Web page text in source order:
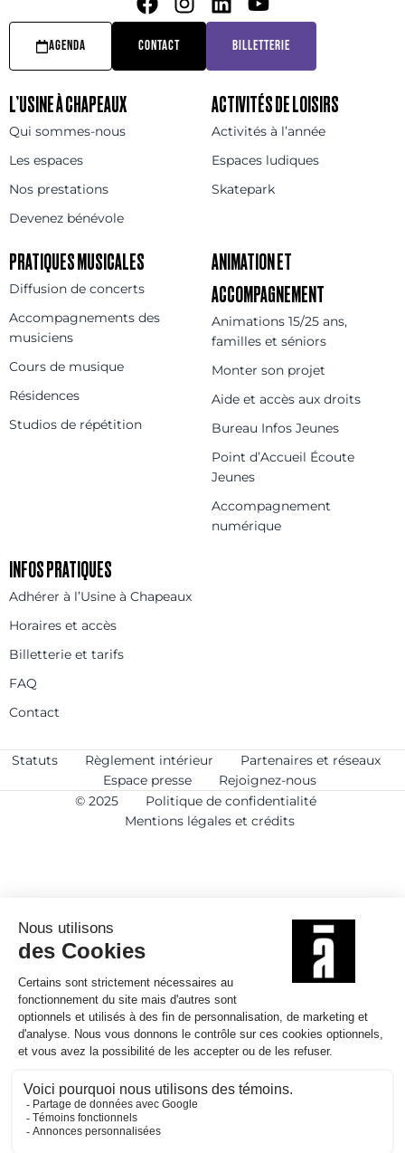
AGENDA CONTACT BILLETTERIE
L’USINE À CHAPEAUX
Qui sommes-nous
Les espaces
Nos prestations
Devenez bénévole
ACTIVITÉS DE LOISIRS
Activités à l’année
Espaces ludiques
Skatepark
PRATIQUES MUSICALES
Diffusion de concerts
Accompagnements des
musiciens
Cours de musique
Résidences
Studios de répétition
ANIMATION ET
ACCOMPAGNEMENT
Animations 15/25 ans,
familles et séniors
Monter son projet
Aide et accès aux droits
Bureau Infos Jeunes
Point d’Accueil Écoute
Jeunes
Accompagnement
numérique
INFOS PRATIQUES
Adhérer à l’Usine à Chapeaux
Horaires et accès
Billetterie et tarifs
FAQ
Contact
Statuts Règlement intérieur
Partenaires et réseaux
Espace presse
Rejoignez-nous
© 2025
Politique de confidentialité
Mentions légales et crédits